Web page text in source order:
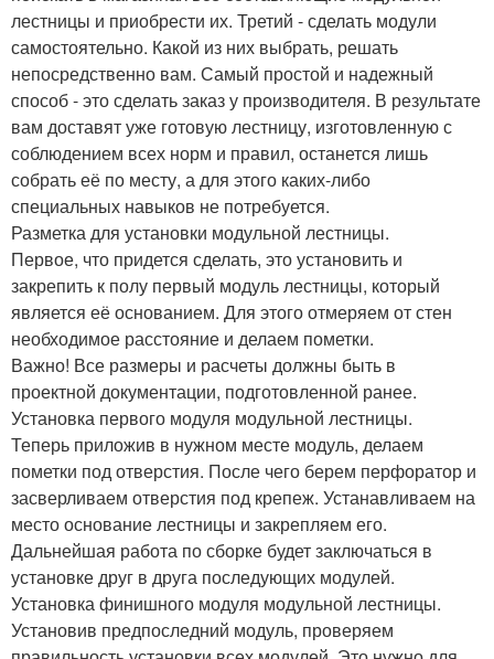
лестницы и приобрести их. Третий - сделать модули
самостоятельно. Какой из них выбрать, решать
непосредственно вам. Самый простой и надежный
способ - это сделать заказ у производителя. В результате
вам доставят уже готовую лестницу, изготовленную с
соблюдением всех норм и правил, останется лишь
собрать её по месту, а для этого каких-либо
специальных навыков не потребуется.
Разметка для установки модульной лестницы.
Первое, что придется сделать, это установить и
закрепить к полу первый модуль лестницы, который
является её основанием. Для этого отмеряем от стен
необходимое расстояние и делаем пометки.
Важно! Все размеры и расчеты должны быть в
проектной документации, подготовленной ранее.
Установка первого модуля модульной лестницы.
Теперь приложив в нужном месте модуль, делаем
пометки под отверстия. После чего берем перфоратор и
засверливаем отверстия под крепеж. Устанавливаем на
место основание лестницы и закрепляем его.
Дальнейшая работа по сборке будет заключаться в
установке друг в друга последующих модулей.
Установка финишного модуля модульной лестницы.
Установив предпоследний модуль, проверяем